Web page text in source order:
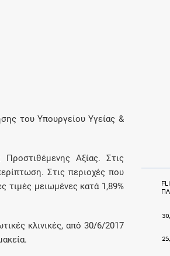
του Υπουργείου Υγείας &
Αξίας. Στις
Στις περιοχές που
τιμές μειωμένες κατά 1,89%
κλινικές, από 30/6/2017